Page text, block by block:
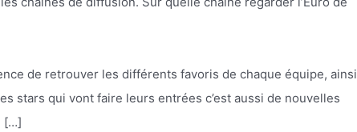
de retrouver les différents favoris de chaque équipe, ainsi
stars qui vont faire leurs entrées c’est aussi de nouvelles
[…]